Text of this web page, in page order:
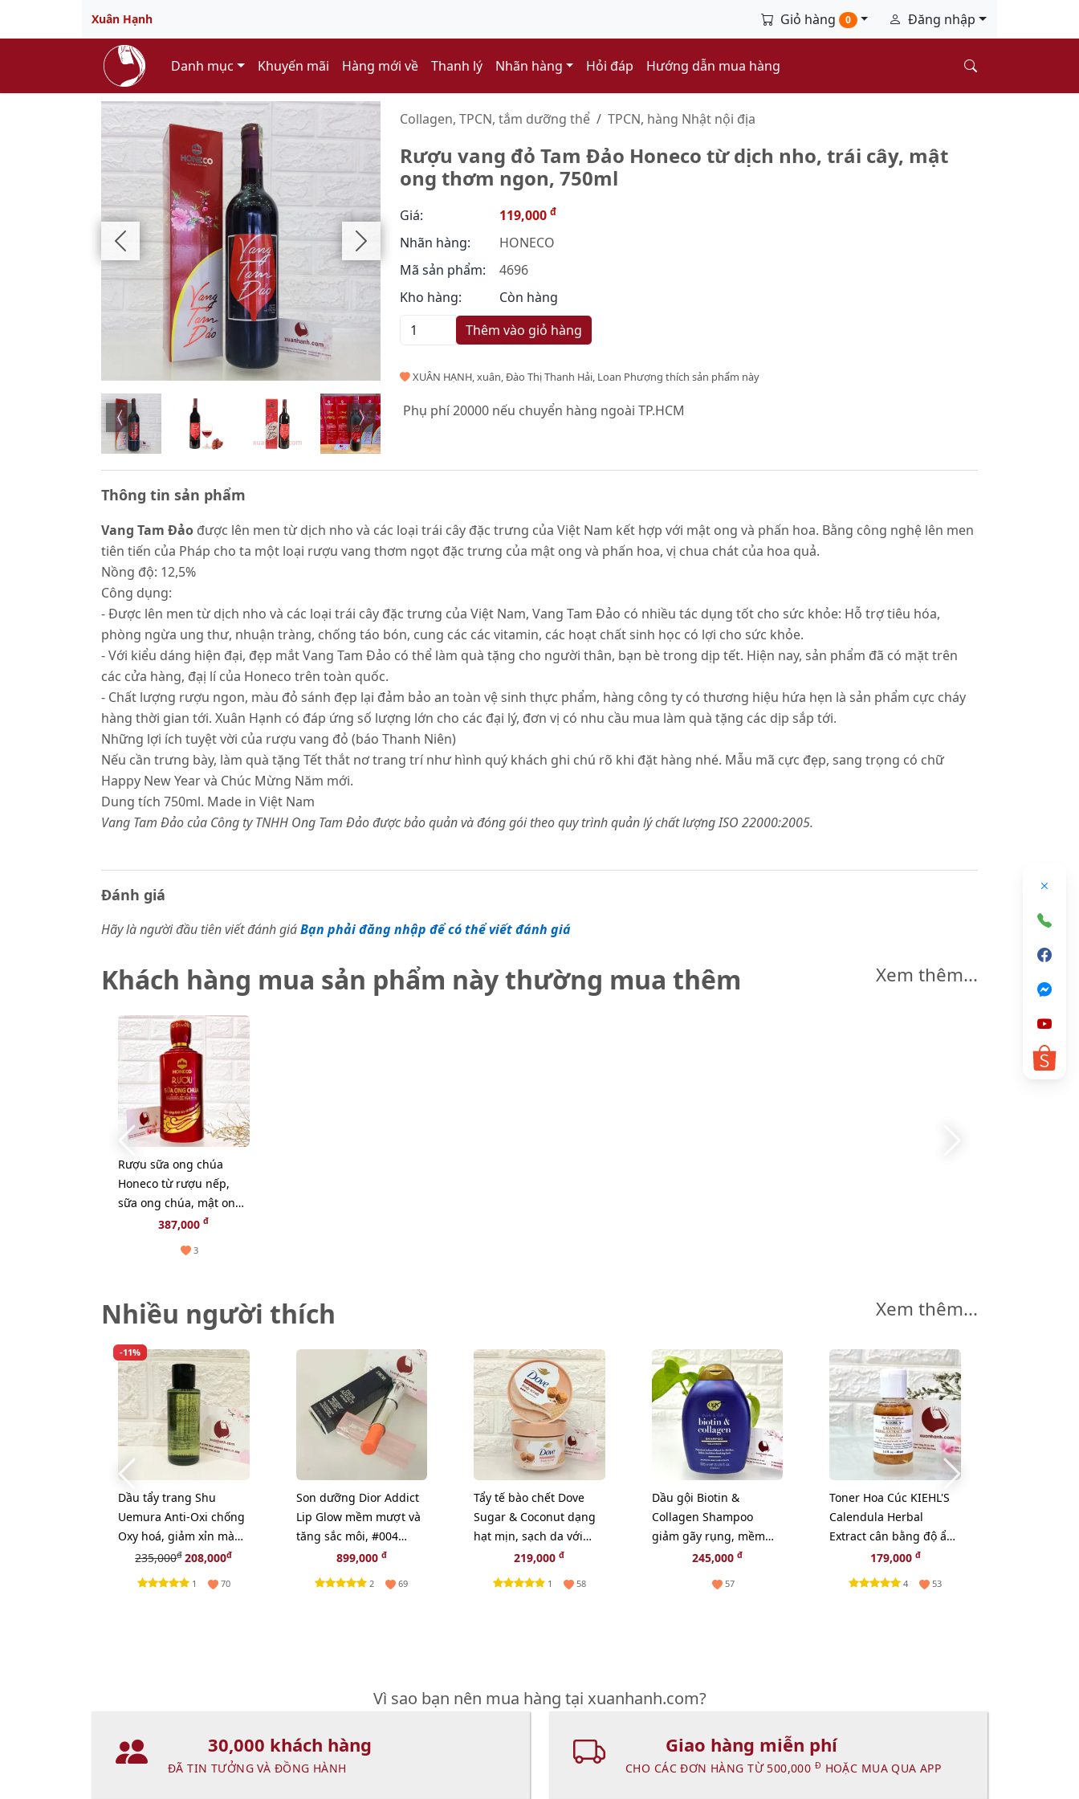
Xuân Hạnh Giỏ hàng 0 Đăng nhập
Danh mục Khuyến mãi Hàng mới về Thanh lý Nhãn hàng Hỏi đáp Hướng dẫn mua hàng
Collagen, TPCN, tắm dưỡng thể TPCN, hàng Nhật nội địa
Rượu vang đỏ Tam Đảo Honeco từ dịch nho, trái cây, mật
ong thơm ngon, 750ml
Giá: 119,000 đ
Nhãn hàng:
HONECO
Mã sản phẩm:
4696
Kho hàng:
Còn hàng
Thêm vào giỏ hàng
XUÂN HẠNH, xuân, Đào Thị Thanh Hải, Loan Phượng thích sản phẩm này
Phụ phí 20000 nếu chuyển hàng ngoài TP.HCM
Thông tin sản phẩm
Vang Tam Đảo được lên men từ dịch nho và các loại trái cây đặc trưng của Việt Nam kết hợp với mật ong và phấn hoa. Bằng công nghệ lên men
tiên tiến của Pháp cho ta một loại rượu vang thơm ngọt đặc trưng của mật ong và phấn hoa, vị chua chát của hoa quả.
Nồng độ: 12,5%
Công dụng:
- Được lên men từ dịch nho và các loại trái cây đặc trưng của Việt Nam, Vang Tam Đảo có nhiều tác dụng tốt cho sức khỏe: Hỗ trợ tiêu hóa,
phòng ngừa ung thư, nhuận tràng, chống táo bón, cung các các vitamin, các hoạt chất sinh học có lợi cho sức khỏe.
- Với kiểu dáng hiện đại, đẹp mắt Vang Tam Đảo có thể làm quà tặng cho người thân, bạn bè trong dịp tết. Hiện nay, sản phẩm đã có mặt trên
các cửa hàng, đạị lí của Honeco trên toàn quốc.
- Chất lượng rượu ngon, màu đỏ sánh đẹp lại đảm bảo an toàn vệ sinh thực phẩm, hàng công ty có thương hiệu hứa hẹn là sản phẩm cực cháy
hàng thời gian tới. Xuân Hạnh có đáp ứng số lượng lớn cho các đại lý, đơn vị có nhu cầu mua làm quà tặng các dịp sắp tới.
Những lợi ích tuyệt vời của rượu vang đỏ (báo Thanh Niên)
Nếu cần trưng bày, làm quà tặng Tết thắt nơ trang trí như hình quý khách ghi chú rõ khi đặt hàng nhé. Mẫu mã cực đẹp, sang trọng có chữ
Happy New Year và Chúc Mừng Năm mới.
Dung tích 750ml. Made in Việt Nam
Vang Tam Đảo của Công ty TNHH Ong Tam Đảo được bảo quản và đóng gói theo quy trình quản lý chất lượng ISO 22000:2005.
Đánh giá
Hãy là người đầu tiên viết đánh giáBạn phải đăng nhập để có thể viết đánh giá
Khách hàng mua sản phẩm này thường mua thêm Xem thêm...
Rượu sữa ong chúa
Honeco từ rượu nếp,
sữa ong chúa, mật ong,
nồng độ 29%
387,000đ
3
Nhiều người thích Xem thêm...
-11%
Dầu tẩy trang Shu
Uemura Anti-Oxi chống
Oxy hoá, giảm xỉn màu
da - 50ml
235,000đ208,000đ
1 70
Son dưỡng Dior Addict
Lip Glow mềm mượt và
tăng sắc môi, #004
Coral - cam tự nhiên
(New)
899,000 đ
2 69
Tẩy tế bào chết Dove
Sugar & Coconut dạng
hạt mịn, sạch da với
hương ngọt béo, 280g
219,000đ
1 58
Dầu gội Biotin &
Collagen Shampoo
giảm gãy rụng, mềm
mượt, bồng bềnh -
245,000đ
57
Toner Hoa Cúc KIEHL'S
Calendula Herbal
Extract cân bằng độ ẩm
và sạch sâu - 40ml
179,000 đ
4 53
Vì sao bạn nên mua hàng tại xuanhanh.com?
30,000 khách hàng
ĐÃ TIN TƯỞNG VÀ ĐỒNG HÀNH
Giao hàng miễn phí
CHO CÁC ĐƠN HÀNG TỪ 500,000 Đ HOẶC MUA QUA APP